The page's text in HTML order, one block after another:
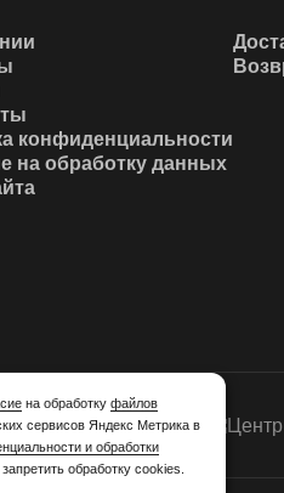
конфиденциальности
на обработку данных
на обработку файлов
сервисов Яндекс Метрика в
и обработки
обработку cookies.